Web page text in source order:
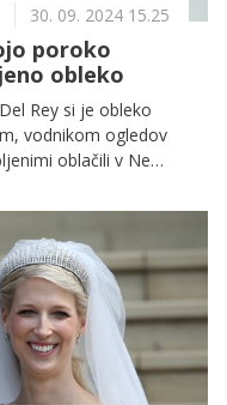
30. 09. 2024 15.25
poroko
obleko
Rey si je obleko
vodnikom ogledov
oblačili v New